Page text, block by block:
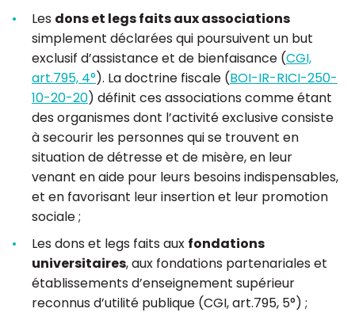
Les dons et legs faits aux associations
simplement déclarées qui poursuivent un but
exclusif d’assistance et de bienfaisance (CGI,
art.795, 4°). La doctrine fiscale (BOI-IR-RICI-250-
10-20-20) définit ces associations comme étant
des organismes dont l’activité exclusive consiste
à secourir les personnes qui se trouvent en
situation de détresse et de misère, en leur
venant en aide pour leurs besoins indispensables,
et en favorisant leur insertion et leur promotion
sociale ;
Les dons et legs faits aux fondations
universitaires, aux fondations partenariales et
établissements d’enseignement supérieur
reconnus d’utilité publique (CGI, art.795, 5°) ;